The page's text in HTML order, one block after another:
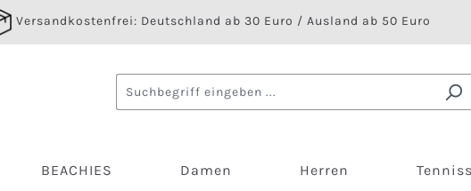
Versandkostenfrei: Deutschland ab 30 Euro / Ausland ab 50 Euro
BEACHIES Damen Herren